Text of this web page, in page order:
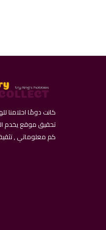
تحقيق موقع يخدم
كم معلوماتي ,